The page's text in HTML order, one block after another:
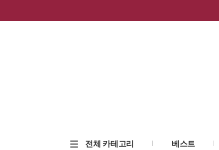
전체 카테고리 베스트